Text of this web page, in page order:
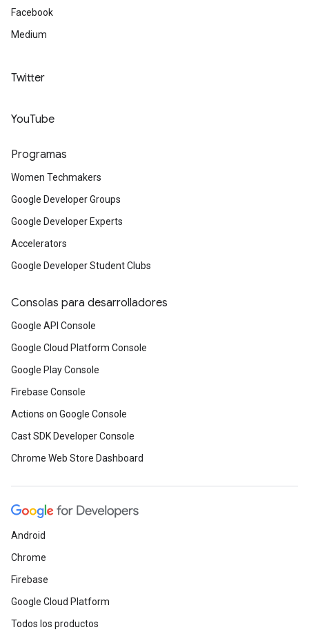
Facebook
Medium
Twitter
YouTube
Programas
Women Techmakers
Google Developer Groups
Google Developer Experts
Accelerators
Google Developer Student Clubs
Consolas para desarrolladores
Google API Console
Google Cloud Platform Console
Google Play Console
Firebase Console
Actions on Google Console
Cast SDK Developer Console
Chrome Web Store Dashboard
Android
Chrome
Firebase
Google Cloud Platform
Todos los productos